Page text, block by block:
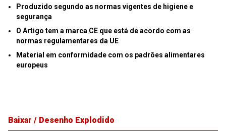
Produzido segundo as normas vigentes de higiene e
segurança
O Artigo tem a marca CE que está de acordo com as
normas regulamentares da UE
Material em conformidade com os padrões alimentares
europeus
Baixar / Desenho Explodido